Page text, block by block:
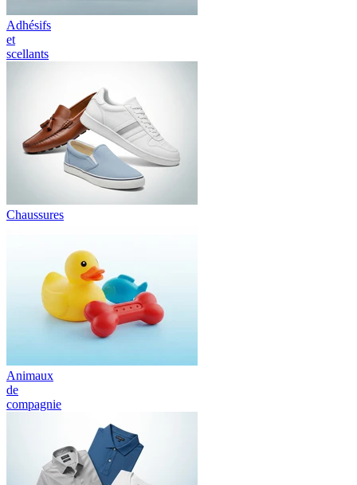
Adhésifs
et
scellants
Chaussures
Animaux
de
compagnie